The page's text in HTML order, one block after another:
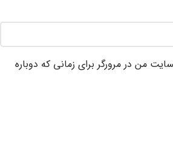
من در مرورگر برای زمانی که دوباره